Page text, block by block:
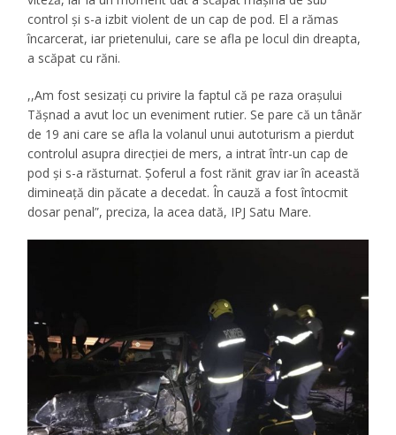
control şi s-a izbit violent de un cap de pod. El a rămas
încarcerat, iar prietenului, care se afla pe locul din dreapta,
a scăpat cu răni.
,,Am fost sesizați cu privire la faptul că pe raza orașului
Tăşnad a avut loc un eveniment rutier. Se pare că un tânăr
de 19 ani care se afla la volanul unui autoturism a pierdut
controlul asupra direcției de mers, a intrat într-un cap de
pod și s-a răsturnat. Șoferul a fost rănit grav iar în această
dimineață din păcate a decedat. În cauză a fost întocmit
dosar penal”, preciza, la acea dată, IPJ Satu Mare.